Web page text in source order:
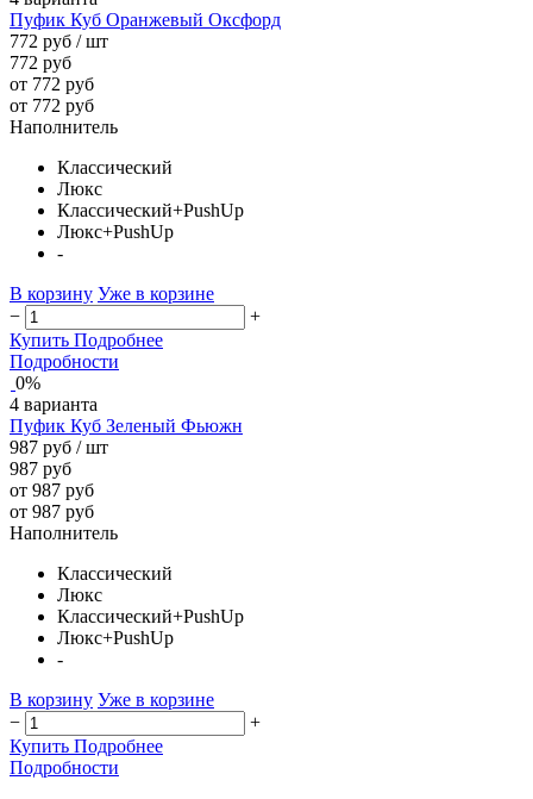
Пуфик Куб Оранжевый Оксфорд
772 руб / шт
772 руб
от 772 руб
от 772 руб
Наполнитель
Классический
Люкс
Классический+PushUp
Люкс+PushUp
-
В корзину Уже в корзине
−
+
Купить Подробнее
Подробности
0%
4 варианта
Пуфик Куб Зеленый Фьюжн
987 руб / шт
987 руб
от 987 руб
от 987 руб
Наполнитель
Классический
Люкс
Классический+PushUp
Люкс+PushUp
-
В корзину Уже в корзине
−
+
Купить Подробнее
Подробности